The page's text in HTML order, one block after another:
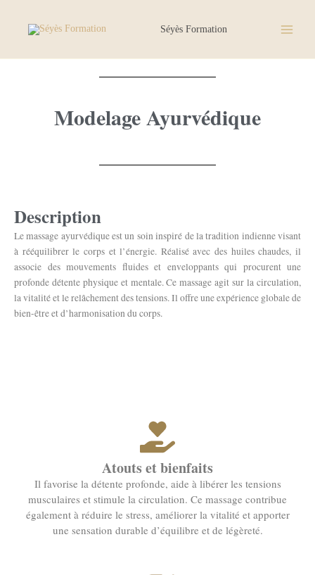
contenu
Séyès Formation
Modelage Ayurvédique
Description
Le massage ayurvédique est un soin inspiré de la tradition indienne visant
à rééquilibrer le corps et l’énergie. Réalisé avec des huiles chaudes, il
associe des mouvements fluides et enveloppants qui procurent une
profonde détente physique et mentale. Ce massage agit sur la circulation,
la vitalité et le relâchement des tensions. Il offre une expérience globale de
bien-être et d’harmonisation du corps.
Atouts et bienfaits
Il favorise la détente profonde, aide à libérer les tensions
musculaires et stimule la circulation. Ce massage contribue
également à réduire le stress, améliorer la vitalité et apporter
une sensation durable d’équilibre et de légèreté.